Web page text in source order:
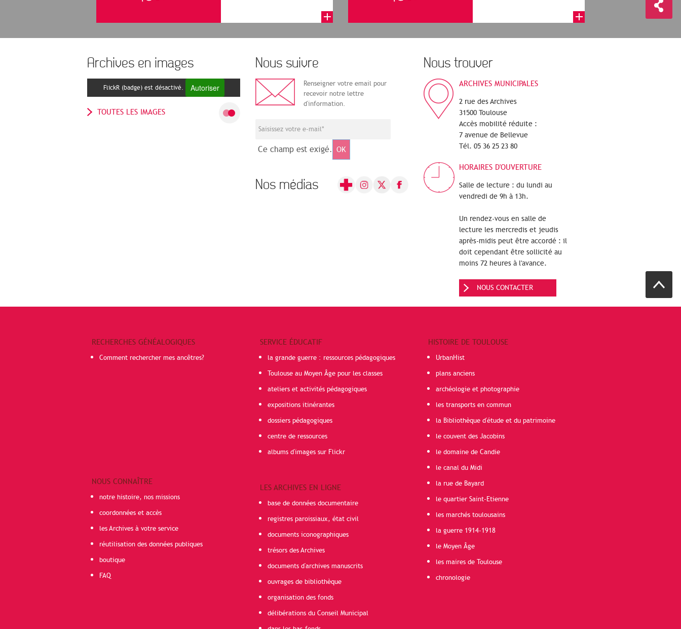
Archives en images
FlickR (badge) est désactivé. Autoriser
TOUTES LES IMAGES
Nous suivre
Renseigner votre email pour
recevoir notre lettre
d'information.
Ce champ est exigé. OK
Nos médias
Nous trouver
ARCHIVES MUNICIPALES
2 rue des Archives
31500 Toulouse
Accès mobilité réduite :
7 avenue de Bellevue
Tél. 05 36 25 23 80
HORAIRES D'OUVERTURE
Salle de lecture : du lundi au
vendredi de 9h à 13h.
Un rendez-vous en salle de
lecture les mercredis et jeudis
après-midis peut être accordé : il
doit cependant être sollicité au
moins 72 heures à l'avance.
NOUS CONTACTER
RECHERCHES GÉNÉALOGIQUES
Comment rechercher mes ancêtres?
NOUS CONNAÎTRE
notre histoire, nos missions
coordonnées et accès
les Archives à votre service
réutilisation des données publiques
boutique
FAQ
SERVICE ÉDUCATIF
la grande guerre : ressources pédagogiques
Toulouse au Moyen Âge pour les classes
ateliers et activités pédagogiques
expositions itinérantes
dossiers pédagogiques
centre de ressources
albums d'images sur Flickr
LES ARCHIVES EN LIGNE
base de données documentaire
registres paroissiaux, état civil
documents iconographiques
trésors des Archives
documents d'archives manuscrits
ouvrages de bibliothèque
organisation des fonds
délibérations du Conseil Municipal
HISTOIRE DE TOULOUSE
UrbanHist
plans anciens
archéologie et photographie
les transports en commun
la Bibliothèque d'étude et du patrimoine
le couvent des Jacobins
le domaine de Candie
le canal du Midi
la rue de Bayard
le quartier Saint-Etienne
les marchés toulousains
la guerre 1914-1918
le Moyen Âge
les maires de Toulouse
chronologie